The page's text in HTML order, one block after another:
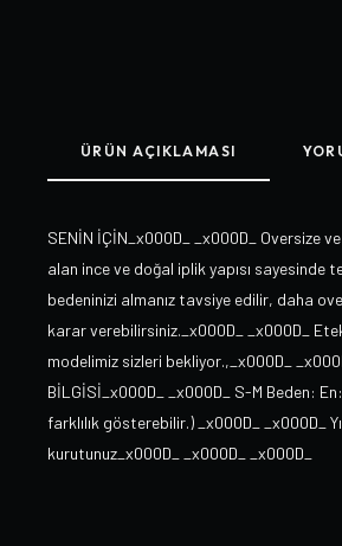
ÜRÜN AÇIKLAMASI
SENİN İÇİN_x000D_ _x000D_ Oversize
alan ince ve doğal iplik yapısı sayesinde
bedeninizi almanız tavsiye edilir, daha
karar verebilirsiniz._x000D_ _x000D_
modelimiz sizleri bekliyor.,_x000D_
BİLGİSİ_x000D_ _x000D_ S-M Beden:
farklılık gösterebilir.) _x000D_ _x000D_
kurutunuz_x000D_ _x000D_ _x000D_